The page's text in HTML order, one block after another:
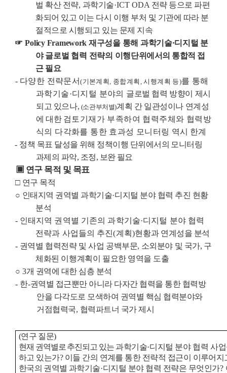
벌 확산 전략, 과학기술·ICT ODA 전략 등으로 파편
화되어 있고 이는 다시 이행 부처 및 기관에 따라 분
절적으로 시행되고 있는 문제 지속
☞Policy Framework 재구성을 통해 과학기술·디지털 분
야 글로벌 협력 전략의 이행단위에서의 통합적 접
근 필요
- 다양한 전략문서(기본계획, 종합계획 ,시행계획 등)를 통해
과학기술·디지털 분야의 글로벌 협력 방향이 제시
되고 있으나, (소관부처별)계획 간 일관성이나 연계성
에 대한 검토기재가 부족하여 협력주체와 협력방
식의 다각화를 통한 효과성 모니터링 역시
한계
- 정책 목표 달성을 위해 정책이행 단위에서의 모니터링
과제의 파악, 조정, 보완 필요
▣ 연구 목적 및 목표
□ 연구 목적
○ 인태지역 권역별 과학기술·디지털 분야 협력 추진 현황
분석
- 인태지역 권역별 기존의 과학기술·디지털 분야 협력
전략과 사업들의 추진(계획)현황과 연계성을 분석
- 권역별 협력전략 및 사업 공백부문, 소외분야 및 국가, 구
체화된 이행계획이 필요한 영역을 도출
○ 3개 권역에 대한 심층 분석
- 한-권역별 접근뿐만 아니라 다자간 협력을 통한 협력방
안을 다각도로 모색하여 권역별 핵심 협력분야와
거점협력국, 협력파트너 국가 제시
(연구 질문)
현재 권역별로 추진되고 있는 과학기술·디지털 분야 협력 사
하고 있는가? 이들 간의 연계를 통한 전략적 접근이 이루어지
한국의 권역별 과학기술·디지털 분야 협력 전략은 무엇인가?